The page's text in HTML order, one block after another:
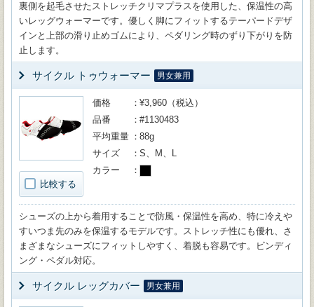
裏側を起毛させたストレッチクリマプラスを使用した、保温性の高
いレッグウォーマーです。優しく脚にフィットするテーパードデザ
インと上部の滑り止めゴムにより、ペダリング時のずり下がりを防
止します。
サイクル トゥウォーマー 男女兼用
比較する
価格
¥3,960（税込）
品番
#1130483
平均重量
88g
サイズ
S、M、L
カラー
シューズの上から着用することで防風・保温性を高め、特に冷えや
すいつま先のみを保温するモデルです。ストレッチ性にも優れ、さ
まざまなシューズにフィットしやすく、着脱も容易です。ビンディ
ング・ペダル対応。
サイクル レッグカバー 男女兼用